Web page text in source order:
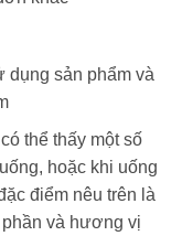
dụng sản phẩm và
thể thấy một số
hoặc khi uống
điểm nêu trên là
và hương vị